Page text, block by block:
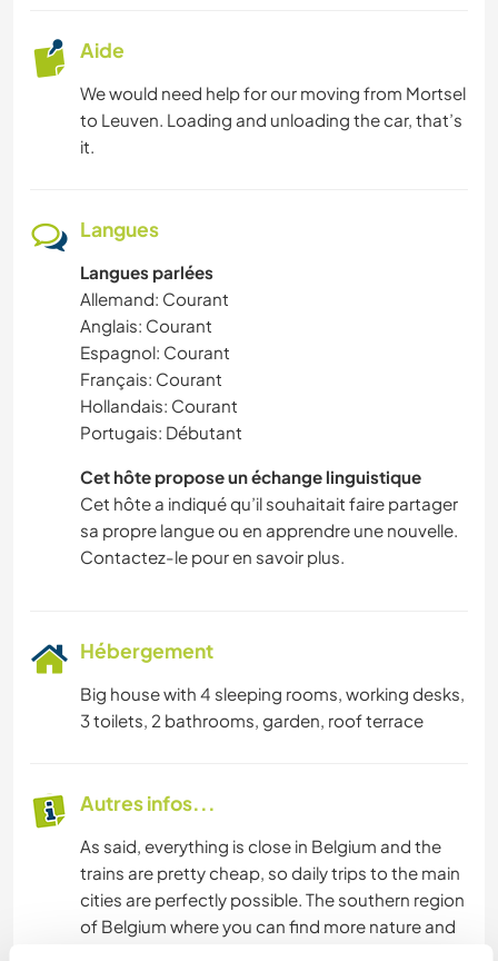
Aide
We would need help for our moving from Mortsel
to Leuven. Loading and unloading the car, that’s
it.
Langues
Langues parlées
Allemand: Courant
Anglais: Courant
Espagnol: Courant
Français: Courant
Hollandais: Courant
Portugais: Débutant
Cet hôte propose un échange linguistique
Cet hôte a indiqué qu’il souhaitait faire partager
sa propre langue ou en apprendre une nouvelle.
Contactez-le pour en savoir plus.
Hébergement
Big house with 4 sleeping rooms, working desks,
3 toilets, 2 bathrooms, garden, roof terrace
Autres infos...
As said, everything is close in Belgium and the
trains are pretty cheap, so daily trips to the main
cities are perfectly possible. The southern region
of Belgium where you can find more nature and